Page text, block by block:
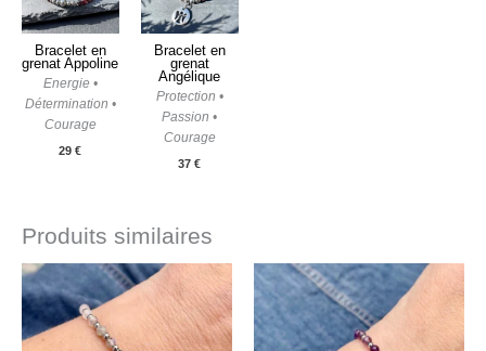
Bracelet en
grenat Appoline
Energie •
Détermination •
Courage
29€
Bracelet en
grenat
Angélique
Protection •
Passion •
Courage
37€
Produits similaires